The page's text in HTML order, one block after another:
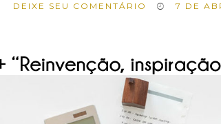
DEIXE SEU COMENTÁRIO 7 DE